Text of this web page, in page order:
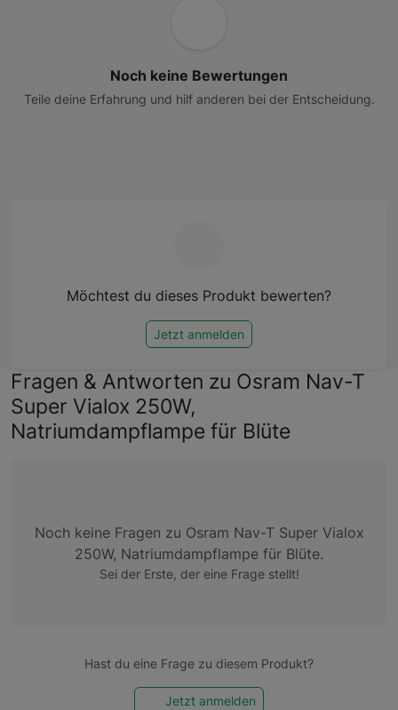
Noch keine Bewertungen
Teile deine Erfahrung und hilf anderen bei der Entscheidung.
Möchtest du dieses Produkt bewerten?
Jetzt anmelden
Fragen & Antworten zu Osram Nav-T
Super Vialox 250W,
Natriumdampflampe für Blüte
Noch keine Fragen zu Osram Nav-T Super Vialox
250W, Natriumdampflampe für Blüte.
Sei der Erste, der eine Frage stellt!
Hast du eine Frage zu diesem Produkt?
Jetzt anmelden